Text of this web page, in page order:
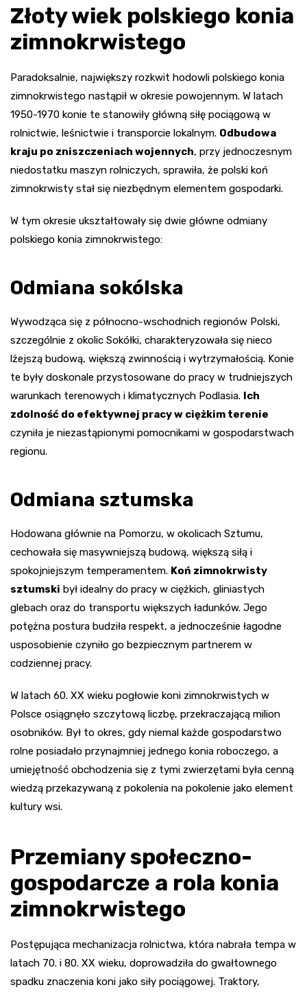
Złoty wiek polskiego konia
zimnokrwistego
Paradoksalnie, największy rozkwit hodowli polskiego konia
zimnokrwistego nastąpił w okresie powojennym. W latach
1950-1970 konie te stanowiły główną siłę pociągową w
rolnictwie, leśnictwie i transporcie lokalnym. Odbudowa
kraju po zniszczeniach wojennych, przy jednoczesnym
niedostatku maszyn rolniczych, sprawiła, że polski koń
zimnokrwisty stał się niezbędnym elementem gospodarki.
W tym okresie ukształtowały się dwie główne odmiany
polskiego konia zimnokrwistego:
Odmiana sokólska
Wywodząca się z północno-wschodnich regionów Polski,
szczególnie z okolic Sokółki, charakteryzowała się nieco
lżejszą budową, większą zwinnością i wytrzymałością. Konie
te były doskonale przystosowane do pracy w trudniejszych
warunkach terenowych i klimatycznych Podlasia. Ich
zdolność do efektywnej pracy w ciężkim terenie
czyniła je niezastąpionymi pomocnikami w gospodarstwach
regionu.
Odmiana sztumska
Hodowana głównie na Pomorzu, w okolicach Sztumu,
cechowała się masywniejszą budową, większą siłą i
spokojniejszym temperamentem. Koń zimnokrwisty
sztumski był idealny do pracy w ciężkich, gliniastych
glebach oraz do transportu większych ładunków. Jego
potężna postura budziła respekt, a jednocześnie łagodne
usposobienie czyniło go bezpiecznym partnerem w
codziennej pracy.
W latach 60. XX wieku pogłowie koni zimnokrwistych w
Polsce osiągnęło szczytową liczbę, przekraczającą milion
osobników. Był to okres, gdy niemal każde gospodarstwo
rolne posiadało przynajmniej jednego konia roboczego, a
umiejętność obchodzenia się z tymi zwierzętami była cenną
wiedzą przekazywaną z pokolenia na pokolenie jako element
kultury wsi.
Przemiany społeczno-
gospodarcze a rola konia
zimnokrwistego
Postępująca mechanizacja rolnictwa, która nabrała tempa w
latach 70. i 80. XX wieku, doprowadziła do gwałtownego
spadku znaczenia koni jako siły pociągowej. Traktory,